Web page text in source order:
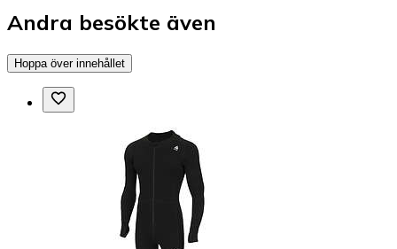
Andra besökte även
Hoppa över innehållet